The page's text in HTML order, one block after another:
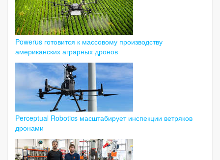
Powerus готовится к массовому производству
американских аграрных дронов
Perceptual Robotics масштабирует инспекции ветряков
дронами